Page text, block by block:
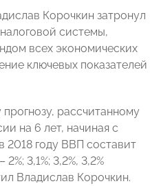
Корочкин затронул
системы,
всех экономических
ключевых показателей
рассчитанному
на 6 лет, начиная с
2018 году ВВП составит
3,1%; 3,2%, 3,2%
Владислав Корочкин.